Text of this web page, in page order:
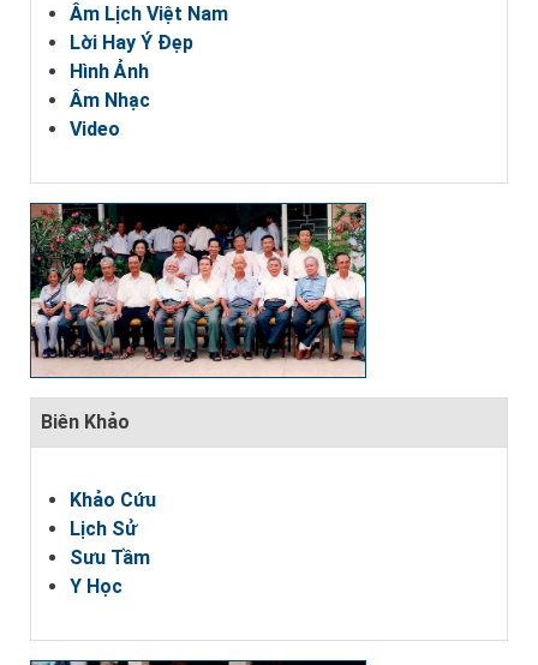
Âm Lịch Việt Nam
Lời Hay Ý Đẹp
Hình Ảnh
Âm Nhạc
Video
Biên Khảo
Khảo Cứu
Lịch Sử
Sưu Tầm
Y Học